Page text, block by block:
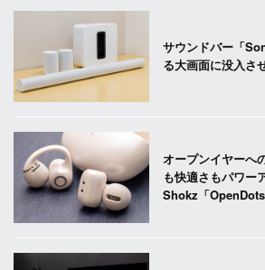
サウンドバー「
る大画面に没入さ
オープンイヤーへ
も快適さもパワー
Shokz「